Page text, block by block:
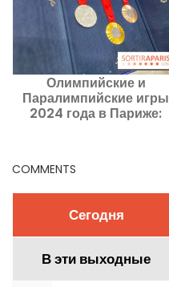
Олимпийские и
Паралимпийские игры
2024 года в Париже:
COMMENTS
Сегодня
В эти выходные